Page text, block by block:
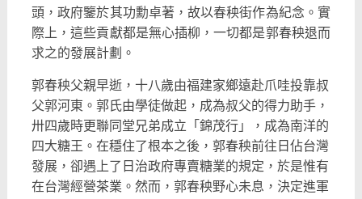
頭，政府鑒於其功勳卓著，故以春秧街作為紀念。實
際上，這些貢獻都是無心插柳，一切都是郭春秧退而
求之的發展計劃。
郭春秧父親早逝，十八歲由福建家鄉遠赴爪哇投靠叔
父郭河東。 郭氏由學徒做起，成為叔父的得力助手，
卅四歲時更聯同堂兄弟成立「錦茂行」，成為南洋的
四大糖王。 在穩住了根本之後，郭春秧前往日佔台灣
發展， 卻遇上了日治政府專賣糖業的規定，於是惟有
在台灣經營茶業。 然而，郭春秧野心未息，決定進軍